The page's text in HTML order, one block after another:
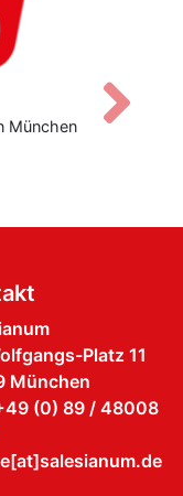
Platz 11
München
(0) 89 / 48008